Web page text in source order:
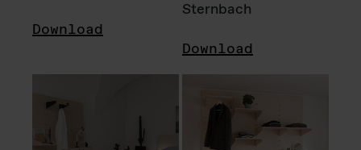
Download
Sternbach
Download